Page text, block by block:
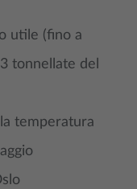
utile (fino a
tonnellate del
temperatura